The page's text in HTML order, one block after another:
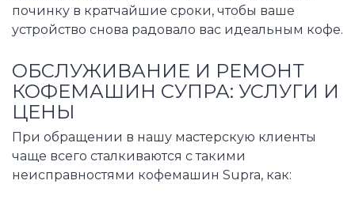
починку в кратчайшие сроки, чтобы ваше
устройство снова радовало вас идеальным кофе.
ОБСЛУЖИВАНИЕ И РЕМОНТ
КОФЕМАШИН СУПРА: УСЛУГИ И
ЦЕНЫ
При обращении в нашу мастерскую клиенты
чаще всего сталкиваются с такими
неисправностями кофемашин Supra, как: